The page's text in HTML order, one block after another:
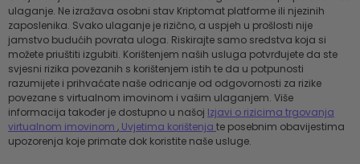
ulaganje. Ne izražava osobni stav Kriptomat platforme ili njezinih
zaposlenika. Svako ulaganje je rizično, a uspjeh u prošlosti nije
jamstvo budućih povrata uloga. Riskirajte samo sredstva koja si
možete priuštiti izgubiti. Korištenjem naših usluga potvrđujete da ste
svjesni rizika povezanih s korištenjem istih te da u potpunosti
razumijete i prihvaćate naše odricanje od odgovornosti za rizike
povezane s virtualnom imovinom i vašim ulaganjem. Više
informacija također je dostupno u našoj Izjavi o rizicima trgovanja
virtualnom imovinom , Uvjetima korištenja te posebnim obavijestima
upozorenja koje primate dok koristite naše usluge.